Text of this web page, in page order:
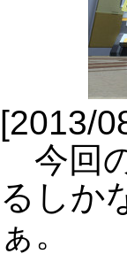
[2013/
今回
るしか
ぁ。